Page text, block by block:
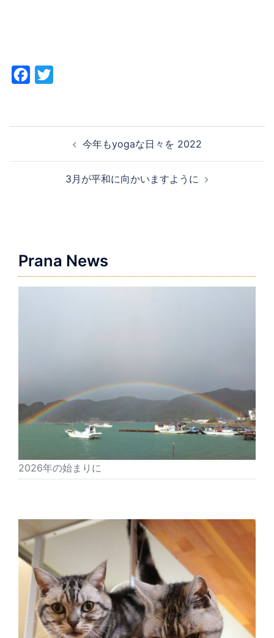
Facebook
ョ
ン
今年もyogaな日々を 2022
3月が平和に向かいますように
Prana News
2026年の始まりに